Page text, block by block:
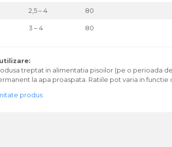
2,5 – 4 80
3 – 4 80
treptat in alimentatia pisoilor (pe o perioada
la apa proaspata. Ratiile pot varia in
produs